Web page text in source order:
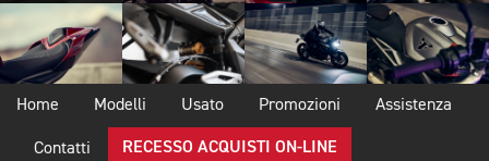
Home Modelli Usato Promozioni Assistenza
Contatti RECESSO ACQUISTI ON-LINE